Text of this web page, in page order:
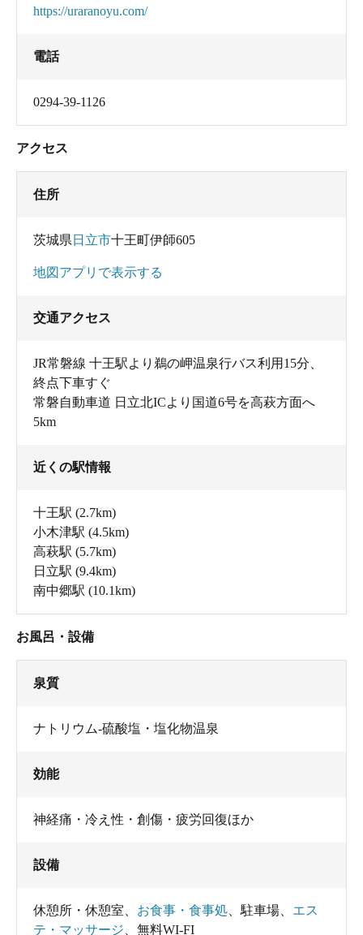
https://uraranoyu.com/
電話
0294-39-1126
アクセス
住所
茨城県 日立市十王町伊師605
地図アプリで表示する
交通アクセス
JR常磐線 十王駅より鵜の岬温泉行バス利用15分、
終点下車すぐ
常磐自動車道 日立北ICより国道6号を高萩方面へ
5km
近くの駅情報
十王駅 (2.7km)
小木津駅 (4.5km)
高萩駅 (5.7km)
日立駅 (9.4km)
南中郷駅 (10.1km)
お風呂・設備
泉質
ナトリウム-硫酸塩・塩化物温泉
効能
神経痛・冷え性・創傷・疲労回復ほか
設備
休憩所・休憩室 お食事・食事処 駐車場
エス
テ・マッサージ
無料WI-FI